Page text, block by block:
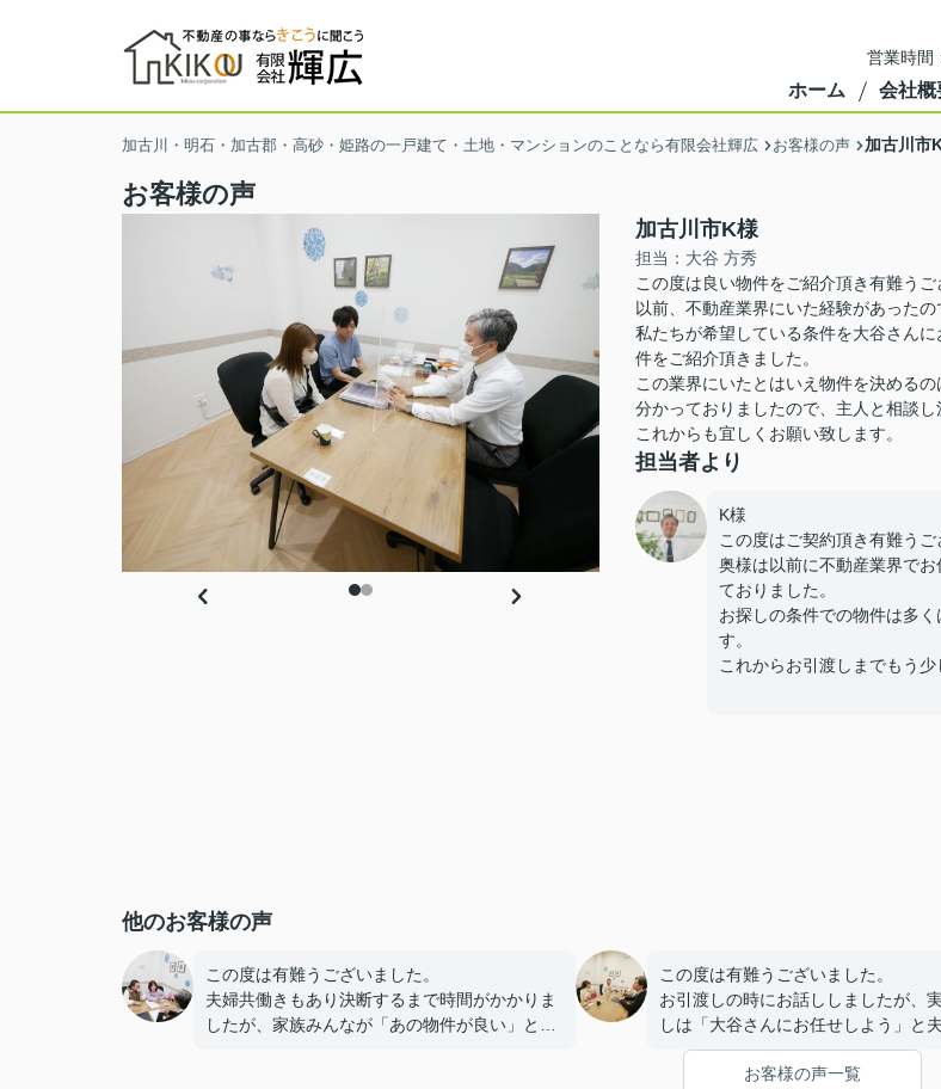
営業時
ホーム 会社概
加古川・明石・加古郡・高砂・姫路の一戸建て・土地・マンションのことなら有限会社輝広 お客様の声 加古川市
お客様の声
加古川市K様
担当：大谷 方秀
この度は良い物件をご紹介頂き有難うご
以前、不動産業界にいた経験があった
私たちが希望している条件を大谷さん
件をご紹介頂きました。
この業界にいたとはいえ物件を決める
分かっておりましたので、主人と相談し
これからも宜しくお願い致します。
担当者より
K様
この度はご契約頂き有難う
奥様は以前に不動産業界で
ておりました。
お探しの条件での物件は多
す。
これからお引渡しまでもう
他のお客様の声
この度は有難うございました。
夫婦共働きもあり決断するまで時間がかかりま
したが、家族みんなが「あの物件が良い」と話
この度は有難うございました。
お引渡しの時にお話ししましたが、
しは「大谷さんにお任せしよう」と夫
てたんですよ笑笑
また、これからリフォームに入るの
お客様の声一覧